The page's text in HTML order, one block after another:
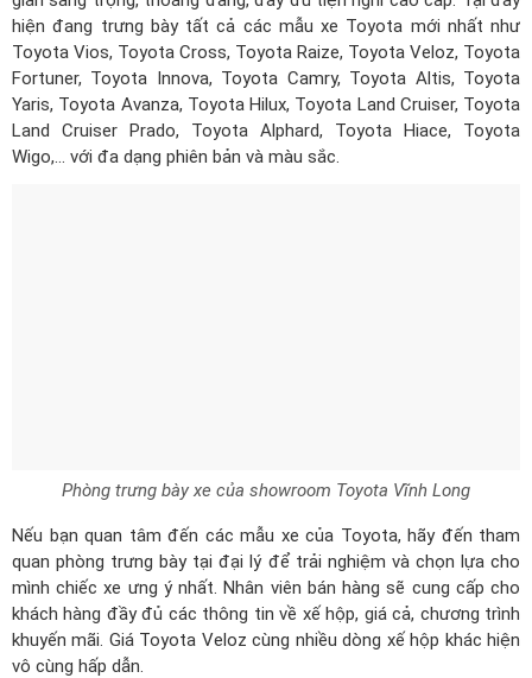
hiện đang trưng bày tất cả các mẫu xe Toyota mới nhất như
Toyota Vios, Toyota Cross, Toyota Raize, Toyota Veloz, Toyota
Fortuner, Toyota Innova, Toyota Camry, Toyota Altis, Toyota
Yaris, Toyota Avanza, Toyota Hilux, Toyota Land Cruiser, Toyota
Land Cruiser Prado, Toyota Alphard, Toyota Hiace, Toyota
Wigo,... với đa dạng phiên bản và màu sắc.
Phòng trưng bày xe của showroom Toyota Vĩnh Long
Nếu bạn quan tâm đến các mẫu xe của Toyota, hãy đến tham
quan phòng trưng bày tại đại lý để trải nghiệm và chọn lựa cho
mình chiếc xe ưng ý nhất. Nhân viên bán hàng sẽ cung cấp cho
khách hàng đầy đủ các thông tin về xế hộp, giá cả, chương trình
khuyến mãi. Giá Toyota Veloz cùng nhiều dòng xế hộp khác hiện
vô cùng hấp dẫn.